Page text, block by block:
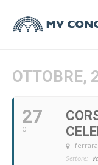
OTTOBRE,
27
OTT
ferrara
Settore: